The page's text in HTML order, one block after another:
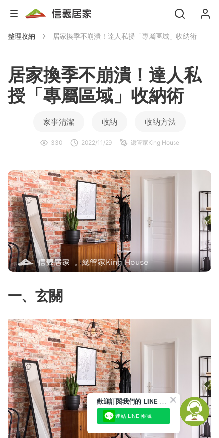
整理收納 居家換季不崩潰！達人私授「專屬區域」收納術
居家換季不崩潰！達人私
授「專屬區域」收納術
家事清潔 收納 收納方法
330 2022/11/29 總管家King House
。總管家King House
一、玄關
歡迎訂閱我們的 LINE 官方帳號
連結 LINE 帳號